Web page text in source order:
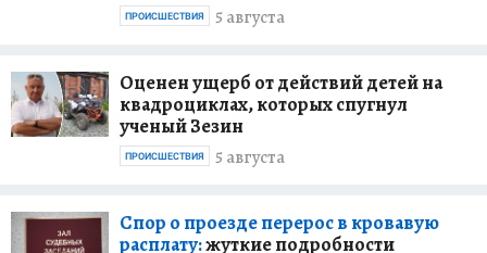
5 августа
ПРОИСШЕСТВИЯ
Оценен ущерб от действий детей на
квадроциклах, которых спугнул
ученый Зезин
5 августа
ПРОИСШЕСТВИЯ
Спор о проезде перерос в кровавую
расплату:жуткие подробности